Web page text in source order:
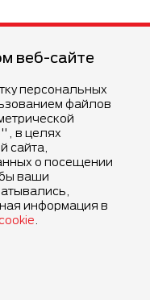
сладостями,
бобовыми,
выпечкой. Все
кости могут
веб-сайте
персональных
файлов
в целях
сайта,
о посещении
ваши
информация в